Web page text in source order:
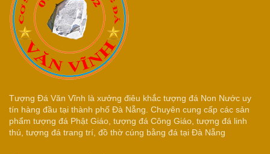
Tượng Đá Văn Vĩnh là xưởng điêu khắc tượng đá Non Nước uy
tín hàng đầu tại thành phố Đà Nẵng. Chuyên cung cấp các sản
phẩm tượng đá Phật Giáo, tượng đá Công Giáo, tượng đá linh
thú, tượng đá trang trí, đồ thờ cúng bằng đá tại Đà Nẵng